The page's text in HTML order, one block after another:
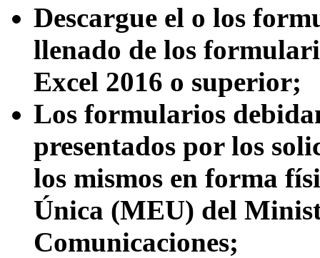
Descargue el o los
llenado de los
Excel 2016 o superior;
Los formularios
presentados por los
los mismos en forma
Única (MEU) del
Comunicaciones;